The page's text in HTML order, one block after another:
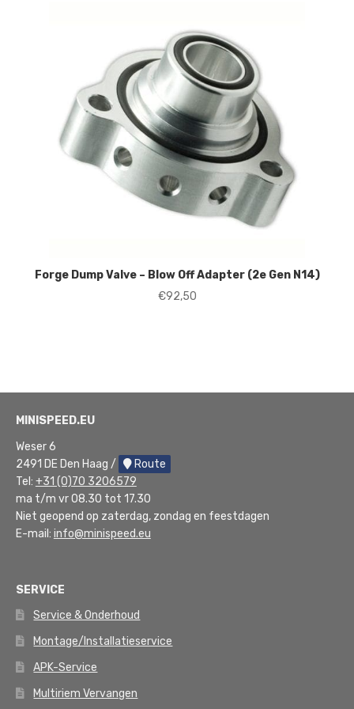
Forge Dump Valve – Blow Off Adapter (2e Gen N14)
€92,50
MINISPEED.EU
Weser 6
2491 DE Den Haag /
Route
Tel: +31 (0)70 3206579
ma t/m vr 08.30 tot 17.30
Niet geopend op zaterdag, zondag en feestdagen
E-mail: info@minispeed.eu
SERVICE
Service & Onderhoud
Montage/Installatieservice
APK-Service
Multiriem Vervangen